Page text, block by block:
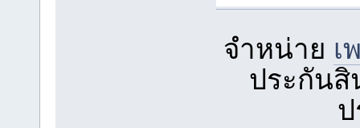
จำหน่าย เ
ประกันสิ